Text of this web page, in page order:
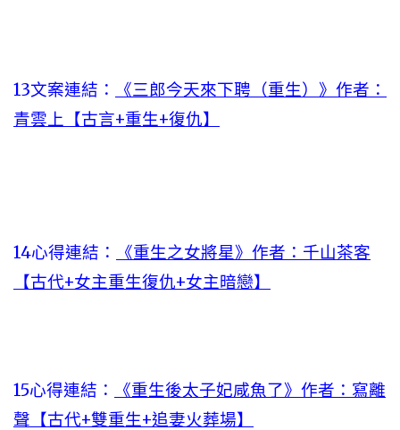
13文案連結：
《三郎今天來下聘（重生）》作者：
青雲上【古言+重生+復仇】
14心得連結：
《重生之女將星》作者：千山茶客
【古代+女主重生復仇+女主暗戀】
15心得連結：
《重生後太子妃咸魚了》作者：寫離
聲【古代+雙重生+追妻火葬場】